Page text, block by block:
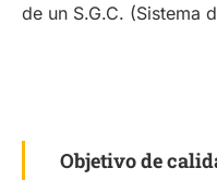
de un S.G.C. (Sistema
Objetivo de